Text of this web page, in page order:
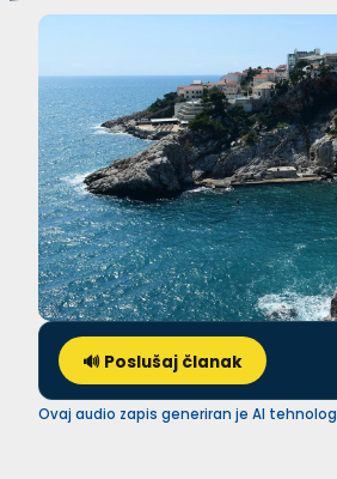
🔊 Poslušaj članak
Ovaj audio zapis generiran je AI